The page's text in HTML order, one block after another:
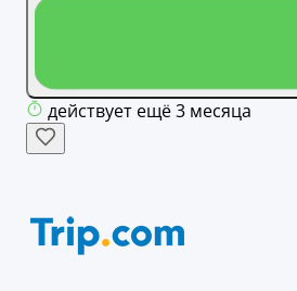
действует ещё 3 месяца